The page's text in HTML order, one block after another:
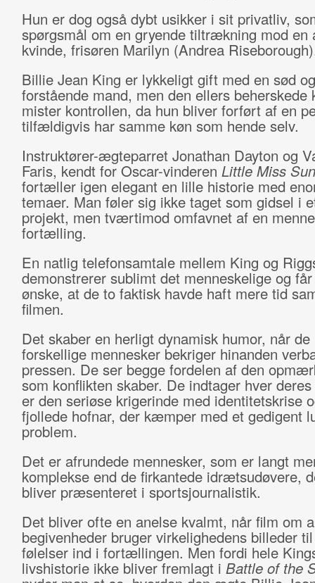
Hun er dog også dybt usikker i sit privatliv,
spørgsmål om en gryende tiltrækning mod en
kvinde, frisøren Marilyn (Andrea
Billie Jean King er lykkeligt gift med en sød og
forstående mand, men den ellers beherskede
mister kontrollen, da hun bliver forført af en
tilfældigvis har samme køn som hende selv.
Instruktører-ægteparret Jonathan Dayton og
Faris, kendt for Oscar-vinderen Little Miss
fortæller igen elegant en lille historie med
temaer. Man føler sig ikke taget som gidsel i
projekt, men tværtimod omfavnet af en
fortælling.
En natlig telefonsamtale mellem King og
demonstrerer sublimt det menneskelige og
ønske, at de to faktisk havde haft mere tid
filmen.
Det skaber en herligt dynamisk humor, når de
forskellige mennesker bekriger hinanden
pressen. De ser begge fordelen af den
som konflikten skaber. De indtager hver
er den seriøse krigerinde med identitetskrise
fjollede hofnar, der kæmper med et gedigent
problem.
Det er afrundede mennesker, som er langt
komplekse end de firkantede idrætsudøvere,
bliver præsenteret i sportsjournalistik.
Det bliver ofte en anelse kvalmt, når film om
begivenheder bruger virkelighedens billeder
følelser ind i fortællingen. Men fordi hele
livshistorie ikke bliver fremlagt i Battle of the